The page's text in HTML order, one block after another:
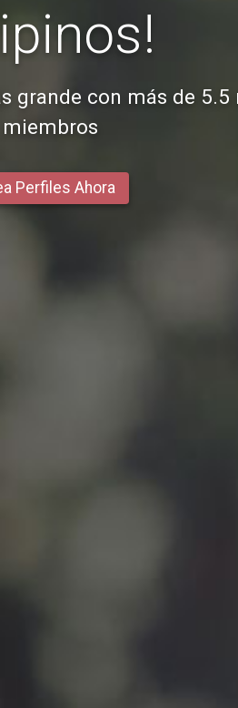
grande con más de 5.5
miembros
Perfiles Ahora